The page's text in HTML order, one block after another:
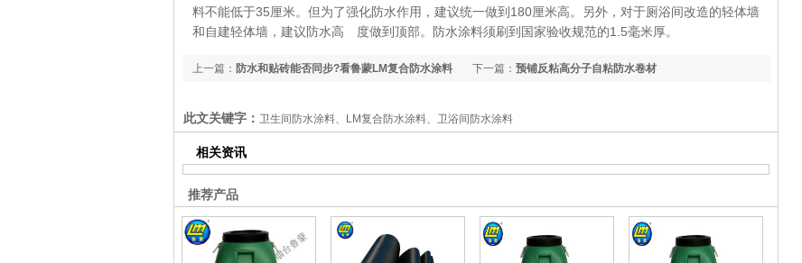
料不能低于35厘米。但为了强化防水作用，建议统一做到180厘米高。另外，对于厕浴间改造的轻体墙
和自建轻体墙，建议防水高 度做到顶部。防水涂料须刷到国家验收规范的1.5毫米厚。
下一篇： 预铺反粘高分子自粘防水卷材
上一篇： 防水和贴砖能否同步?看鲁蒙LM复合防水涂料
此文关键字： 卫生间防水涂料、LM复合防水涂料、卫浴间防水涂料
相关资讯
推荐产品